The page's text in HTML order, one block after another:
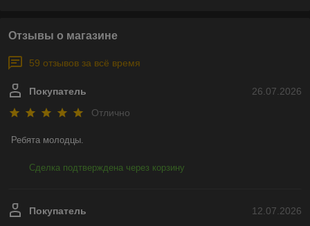
Отзывы о магазине
59 отзывов за всё время
26.07.2026
Покупатель
Отлично
Ребята молодцы.
Сделка подтверждена через корзину
12.07.2026
Покупатель